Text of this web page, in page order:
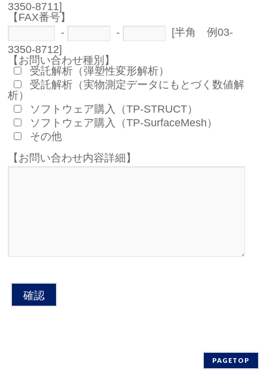
3350-8711]
【FAX番号】
-
-
[半角 例03-
3350-8712]
【お問い合わせ種別】
受託解析（弾塑性変形解析）
受託解析（実物測定データにもとづく数値解
析）
ソフトウェア購入（TP-STRUCT）
ソフトウェア購入（TP-SurfaceMesh）
その他
【お問い合わせ内容詳細】
PAGETOP